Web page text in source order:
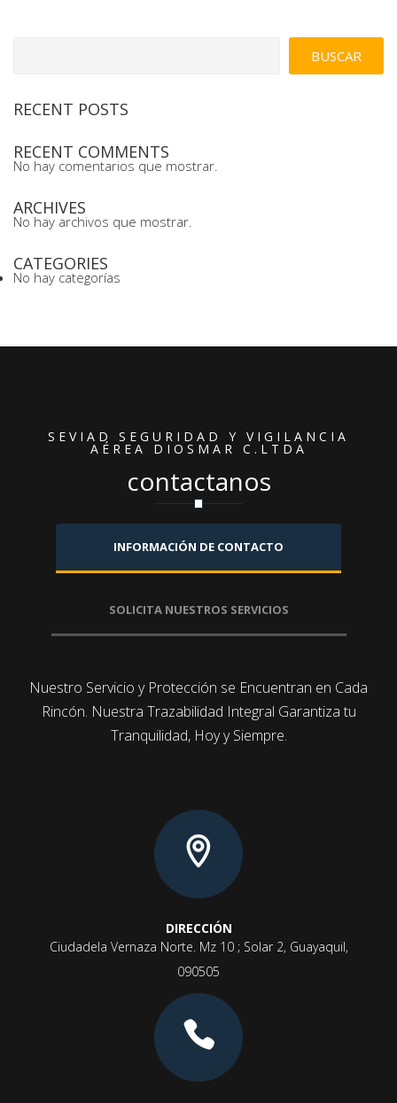
BUSCAR
RECENT POSTS
RECENT COMMENTS
No hay comentarios que mostrar.
ARCHIVES
No hay archivos que mostrar.
CATEGORIES
No hay categorías
SEVIAD SEGURIDAD Y VIGILANCIA
AÉREA DIOSMAR C.LTDA
contactanos
INFORMACIÓN DE CONTACTO
SOLICITA NUESTROS SERVICIOS
Nuestro Servicio y Protección se Encuentran en Cada
Rincón. Nuestra Trazabilidad Integral Garantiza tu
Tranquilidad, Hoy y Siempre.
DIRECCIÓN
Ciudadela Vernaza Norte. Mz 10 ; Solar 2, Guayaquil,
090505